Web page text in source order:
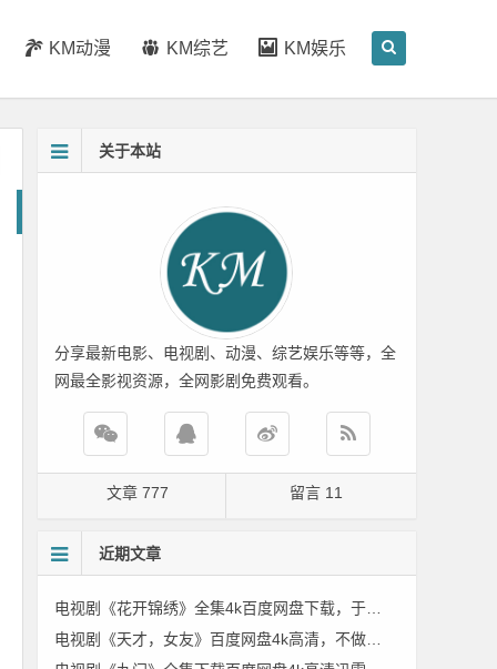
KM动漫 KM综艺 KM娱乐
关于本站
分享最新电影、电视剧、动漫、综艺娱乐等等，全
网最全影视资源，全网影剧免费观看。
文章 777 留言 11
近期文章
电视剧《花开锦绣》全集4k百度网盘下载，于烟火中见风骨，于泥泞逃亡中，开出属于自己的锦绣人生
电视剧《天才，女友》百度网盘4k高清，不做完美天才，只做真实自己